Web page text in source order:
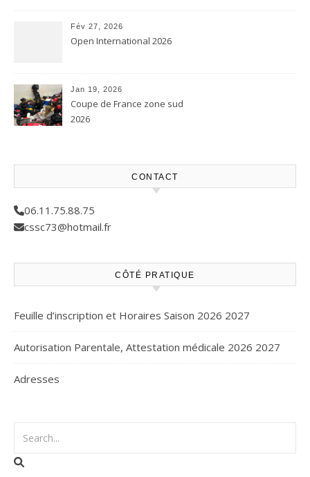
Fév 27, 2026
Open International 2026
Jan 19, 2026
Coupe de France zone sud
2026
CONTACT
06.11.75.88.75
cssc73@hotmail.fr
CÔTÉ PRATIQUE
Feuille d’inscription et Horaires Saison 2026 2027
Autorisation Parentale, Attestation médicale 2026 2027
Adresses